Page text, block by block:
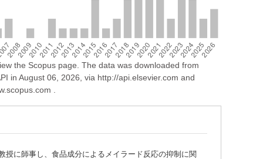
the Scopus page. The data was downloaded from
in August 06, 2026, via http://api.elsevier.com and
.
に師事し、食品成分によるメイラード反応の抑制に関